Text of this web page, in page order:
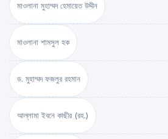
মাওলানা মুহাম্মদ হেমায়েত উদ্দীন
মাওলানা শামসুল হক
ড. মুহাম্মদ ফজলুর রহমান
আল্লামা ইবনে কাছীর (রহ.)